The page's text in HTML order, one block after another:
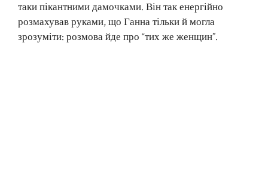
таки пікантними дамочками. Він так енергійно
розмахував руками, що Ганна тільки й могла
зрозуміти: розмова йде про “тих же женщин”.